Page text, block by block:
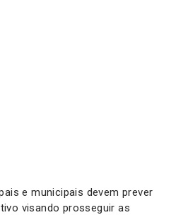
e municipais devem prever
visando prosseguir as